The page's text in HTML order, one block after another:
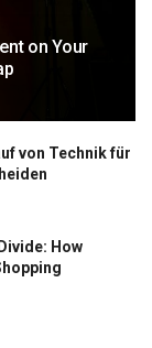
on Your
von Technik für
How